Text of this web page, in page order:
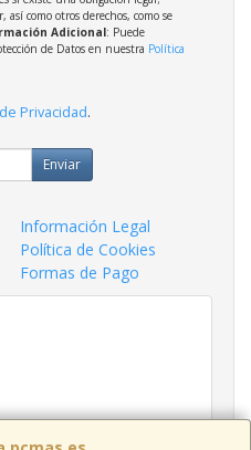
como otros derechos, como se
Adicional: Puede
de Datos en nuestra Política
Privacidad.
Enviar
Información Legal
Política de Cookies
Formas de Pago